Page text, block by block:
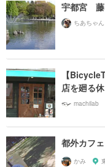
宇都宮 藤
ちあちゃん
【
店を廻る
machilab
都外カフ
かみ